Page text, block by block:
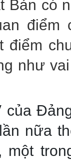
Bản có
điểm
điểm
như
của
nữa